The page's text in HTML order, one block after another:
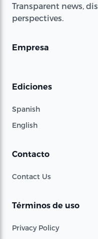
Transparent news,
perspectives.
Empresa
Ediciones
Spanish
English
Contacto
Contact Us
Términos de uso
Privacy Policy